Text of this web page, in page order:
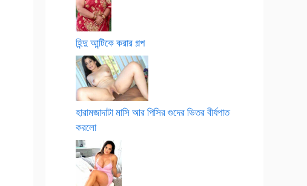
হিন্দু আন্টিকে করার গল্প
হারামজাদাটা মাসি আর পিসির গুদের ভিতর বীর্যপাত
করলো